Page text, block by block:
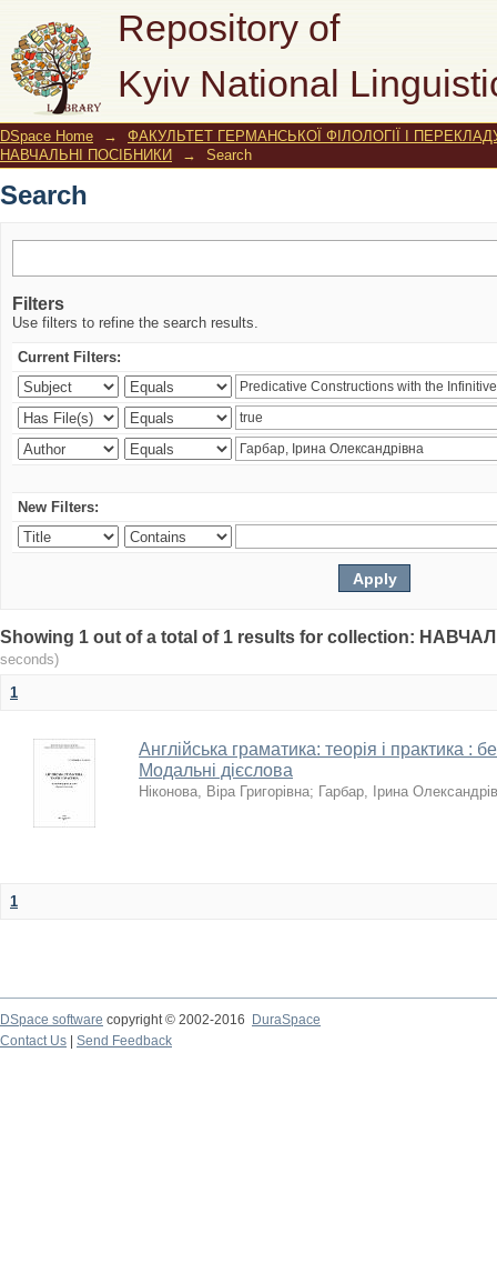
Repository of
Kyiv National
Search
DSpace Home →
ФАКУЛЬТЕТ ГЕРМАНСЬКОЇ ФІЛОЛОГІЇ І
НАВЧАЛЬНІ ПОСІБНИКИ
→ Search
Search
Filters
Use filters to refine the search results.
Current Filters:
New Filters:
Showing 1 out of a total of 1 results for collection:
seconds)
1
Англійська граматика: теорія і практика :
Модальні дієслова
Ніконова, Віра Григорівна; Гарбар, Ірина
1
DSpace software copyright © 2002-2016
DuraSpace
Contact Us
Send Feedback